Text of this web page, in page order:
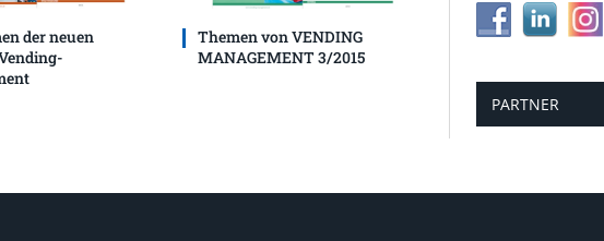
der neuen
Themen von VENDING
MANAGEMENT 3/2015
PARTNER